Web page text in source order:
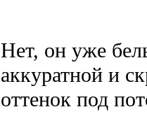
Нет, он уже
аккуратной и
оттенок под